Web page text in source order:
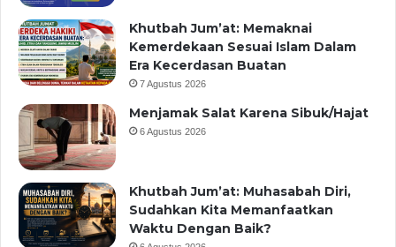
Khutbah Jum’at: Memaknai
Kemerdekaan Sesuai Islam Dalam
Era Kecerdasan Buatan
7 Agustus 2026
Menjamak Salat Karena Sibuk/Hajat
6 Agustus 2026
Khutbah Jum’at: Muhasabah Diri,
Sudahkan Kita Memanfaatkan
Waktu Dengan Baik?